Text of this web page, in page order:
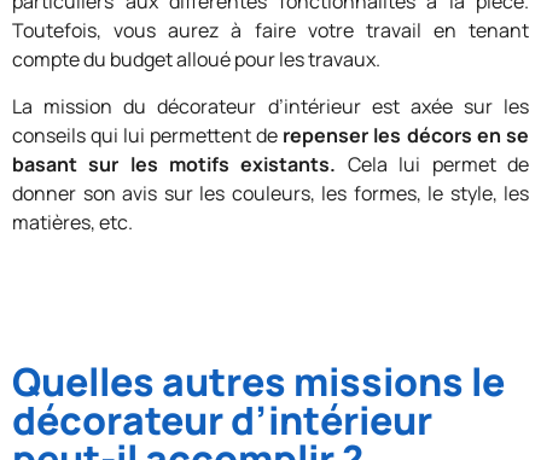
Toutefois, vous aurez à faire votre travail en tenant
compte du budget alloué pour les travaux.
La mission du décorateur d’intérieur est axée sur les
conseils qui lui permettent de repenser les décors en se
basant sur les motifs existants. Cela lui permet de
donner son avis sur les couleurs, les formes, le style, les
matières, etc.
Quelles autres missions le
décorateur d’intérieur